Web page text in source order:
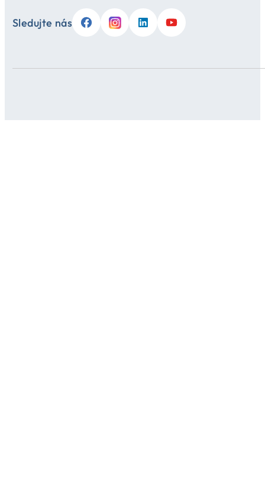
Sledujte nás